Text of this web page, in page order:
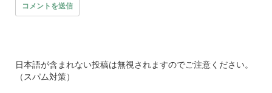
日本語が含まれない投稿は無視されますのでご注意ください。
（スパム対策）